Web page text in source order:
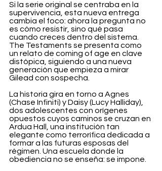
Si la serie original se centraba en la
supervivencia, esta nueva entrega
cambia el foco: ahora la pregunta no
es cómo resistir, sino qué pasa
cuando creces dentro del sistema.
The Testaments se presenta como
un relato de coming of age en clave
distópica, siguiendo a una nueva
generación que empieza a mirar
Gilead con sospecha.
La historia gira en torno a Agnes
(Chase Infiniti) y Daisy (Lucy Halliday),
dos adolescentes con orígenes
opuestos cuyos caminos se cruzan en
Ardua Hall, una institución tan
elegante como terrorífica dedicada a
formar a las futuras esposas del
régimen. Una escuela donde la
obediencia no se enseña: se impone.